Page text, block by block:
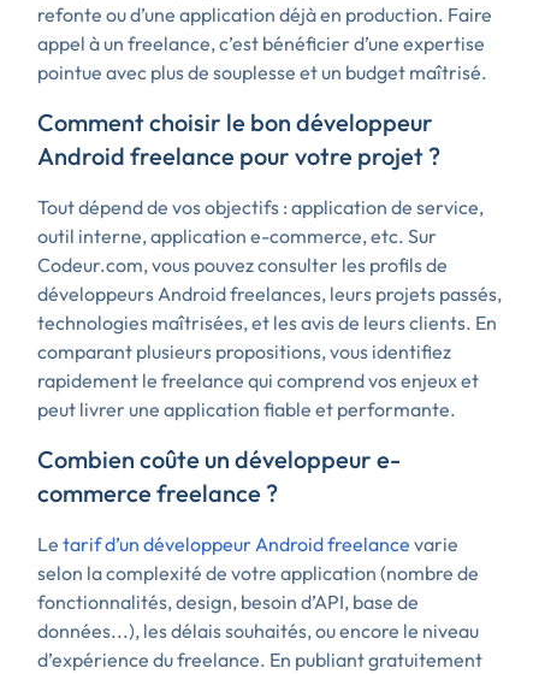
refonte ou d’une application déjà en production. Faire
appel à un freelance, c’est bénéficier d’une expertise
pointue avec plus de souplesse et un budget maîtrisé.
Comment choisir le bon développeur
Android freelance pour votre projet ?
Tout dépend de vos objectifs : application de service,
outil interne, application e-commerce, etc. Sur
Codeur.com, vous pouvez consulter les profils de
développeurs Android freelances, leurs projets passés,
technologies maîtrisées, et les avis de leurs clients. En
comparant plusieurs propositions, vous identifiez
rapidement le freelance qui comprend vos enjeux et
peut livrer une application fiable et performante.
Combien coûte un développeur e-
commerce freelance ?
Le tarif d’un développeur Android freelance varie
selon la complexité de votre application (nombre de
fonctionnalités, design, besoin d’API, base de
données...), les délais souhaités, ou encore le niveau
d’expérience du freelance. En publiant gratuitement